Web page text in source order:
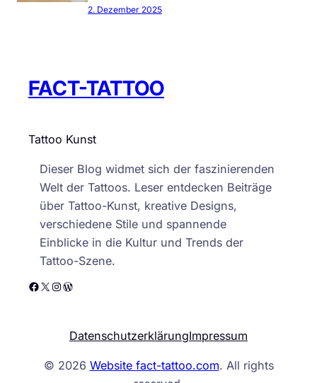
2. Dezember 2025
FACT-TATTOO
Tattoo Kunst
Dieser Blog widmet sich der faszinierenden
Welt der Tattoos. Leser entdecken Beiträge
über Tattoo-Kunst, kreative Designs,
verschiedene Stile und spannende
Einblicke in die Kultur und Trends der
Tattoo-Szene.
Facebook X Instagram WordPress
DatenschutzerklärungImpressum
© 2026 Website fact-tattoo.com. All rights